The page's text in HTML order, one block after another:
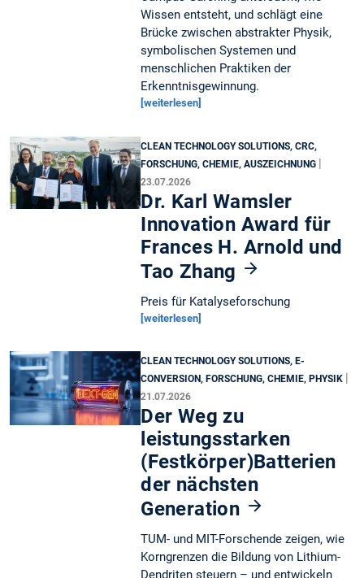
Wissen entsteht, und schlägt eine
Brücke zwischen abstrakter Physik,
symbolischen Systemen und
menschlichen Praktiken der
Erkenntnisgewinnung.
[weiterlesen]
CLEAN TECHNOLOGY SOLUTIONS, CRC,
FORSCHUNG, CHEMIE, AUSZEICHNUNG |
23.07.2026
Dr. Karl Wamsler
Innovation Award für
Frances H. Arnold und
Tao Zhang
Preis für Katalyseforschung
[weiterlesen]
CLEAN TECHNOLOGY SOLUTIONS, E-
CONVERSION, FORSCHUNG, CHEMIE, PHYSIK |
21.07.2026
Der Weg zu
leistungsstarken
(Festkörper)Batterien
der nächsten
Generation
TUM- und MIT-Forschende zeigen, wie
Korngrenzen die Bildung von Lithium-
Dendriten steuern – und entwickeln